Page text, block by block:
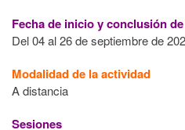
Fecha de inicio y conclusión
Del 04 al 26 de septiembre de
Modalidad de la actividad
A distancia
Sesiones